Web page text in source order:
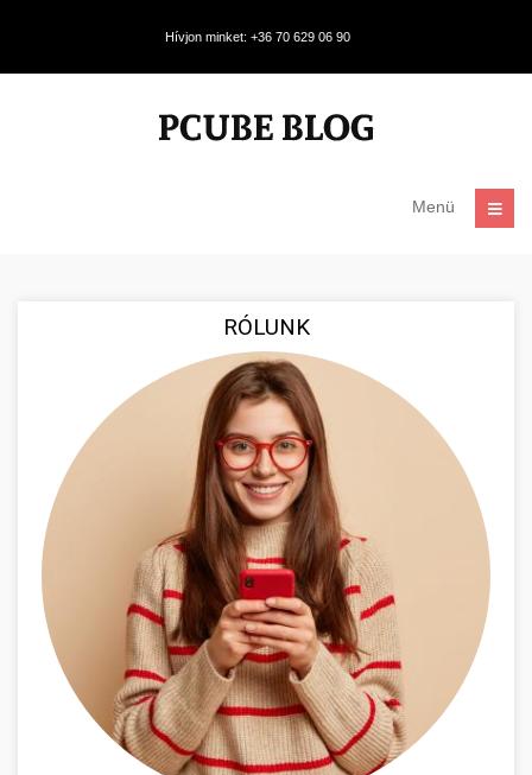
Hívjon minket: +36 70 629 06 90
Menü
RÓLUNK